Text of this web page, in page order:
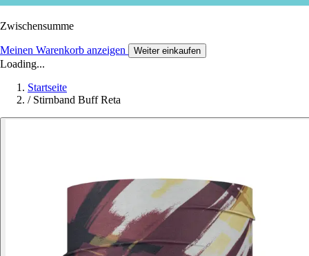
Zwischensumme
Meinen Warenkorb anzeigen Weiter einkaufen
Loading...
Startseite
/ Stirnband Buff Reta